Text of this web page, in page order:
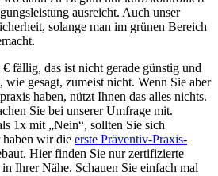
ausreicht. Auch unser
solange man im grünen Bereich
fällig, das ist nicht gerade günstig und
wie gesagt, zumeist nicht. Wenn Sie aber
haben, nützt Ihnen das alles nichts.
Sie bei unserer Umfrage mit.
1x mit „Nein“, sollten Sie sich
haben wir die erste Präventiv-Praxis-
Hier finden Sie nur zertifizierte
Ihrer Nähe. Schauen Sie einfach mal